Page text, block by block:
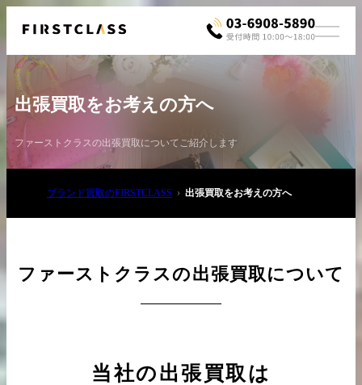
出張買取をお考えの方へ
ファーストクラスの出張買取についてご紹介します
ブランド買取のFIRSTCLASS 出張買取をお考えの方へ
ファーストクラスの出張買取について
当社の出張買取は